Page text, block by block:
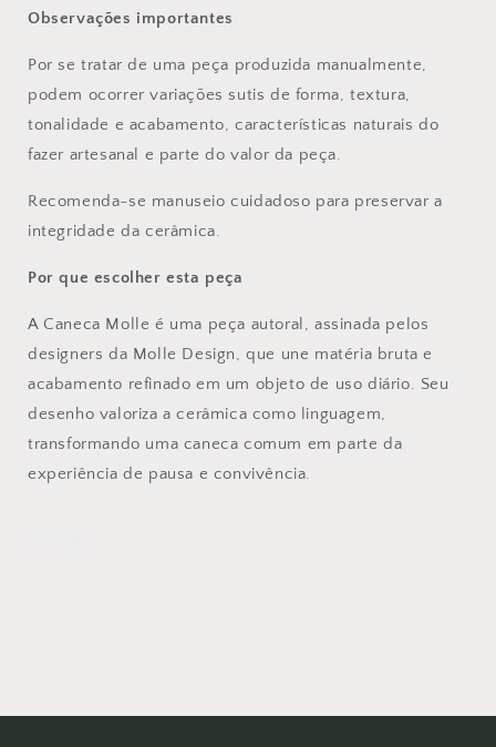
Observações importantes
Por se tratar de uma peça produzida manualmente,
podem ocorrer variações sutis de forma, textura,
tonalidade e acabamento, características naturais do
fazer artesanal e parte do valor da peça.
Recomenda-se manuseio cuidadoso para preservar a
integridade da cerâmica.
Por que escolher esta peça
A Caneca Molle é uma peça autoral, assinada pelos
designers da Molle Design, que une matéria bruta e
acabamento refinado em um objeto de uso diário. Seu
desenho valoriza a cerâmica como linguagem,
transformando uma caneca comum em parte da
experiência de pausa e convivência.